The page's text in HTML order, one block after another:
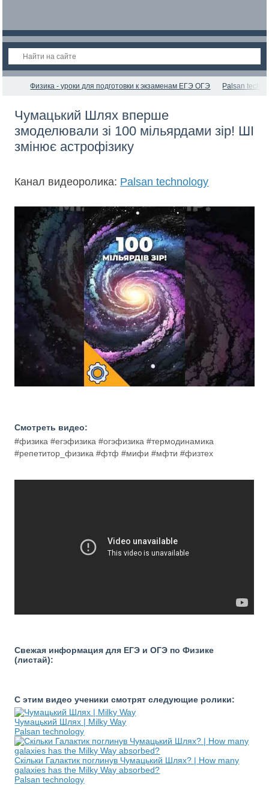
Физика - уроки для подготовки к экзаменам ЕГЭ ОГЭ Palsan
Чумацький Шлях вперше
змоделювали зі 100 мільярдами зір! ШІ
змінює астрофізику
Канал видеоролика: Palsan technology
Смотреть видео:
#физика #егэфизика #огэфизика #термодинамика
#репетитор_физика #фтф #мифи #мфти #физтех
Свежая информация для ЕГЭ и ОГЭ по Физике
(листай):
С этим видео ученики смотрят следующие ролики:
Чумацький Шлях | Milky Way
Palsan technology
Скільки Галактик поглинув Чумацький Шлях? | How many
galaxies has the Milky Way absorbed?
Palsan technology